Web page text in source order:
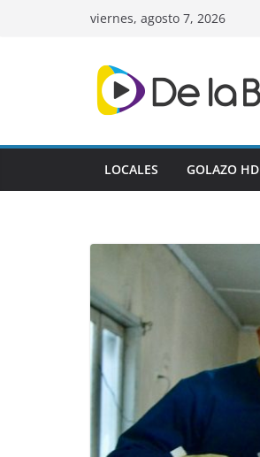
viernes, agosto 7, 2026
LOCALES GOLAZO HD